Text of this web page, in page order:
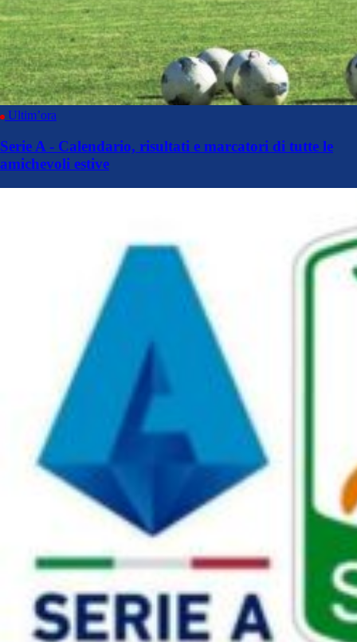
Ultim’ora
Serie A - Calendario, risultati e marcatori di tutte le
amichevoli estive